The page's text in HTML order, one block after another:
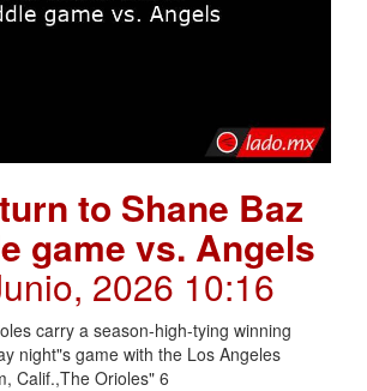
to Shane Baz
game vs. Angels
2026 10:16
carry a season-high-tying winning
night"s game with the Los Angeles
Calif.,The Orioles" 6